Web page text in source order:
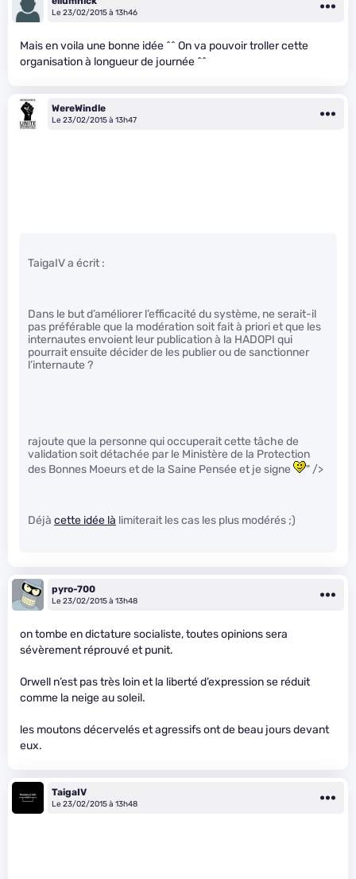
Le 23/02/2015 à 13h46
Mais en voila une bonne idée ^^ On va pouvoir troller cette
organisation à longueur de journée ^^
WereWindle
Le 23/02/2015 à 13h47
TaigaIV a écrit :
Dans le but d’améliorer l’efficacité du système, ne serait-il
pas préférable que la modération soit fait à priori et que les
internautes envoient leur publication à la HADOPI qui
pourrait ensuite décider de les publier ou de sanctionner
l’internaute ?
rajoute que la personne qui occuperait cette tâche de
validation soit détachée par le Ministère de la Protection
des Bonnes Moeurs et de la Saine Pensée et je signe
" />
Déjà cette idée là limiterait les cas les plus modérés ;)
pyro-700
Le 23/02/2015 à 13h48
on tombe en dictature socialiste, toutes opinions sera
sévèrement réprouvé et punit.
Orwell n’est pas très loin et la liberté d’expression se réduit
comme la neige au soleil.
les moutons décervelés et agressifs ont de beau jours devant
eux.
TaigaIV
Le 23/02/2015 à 13h48